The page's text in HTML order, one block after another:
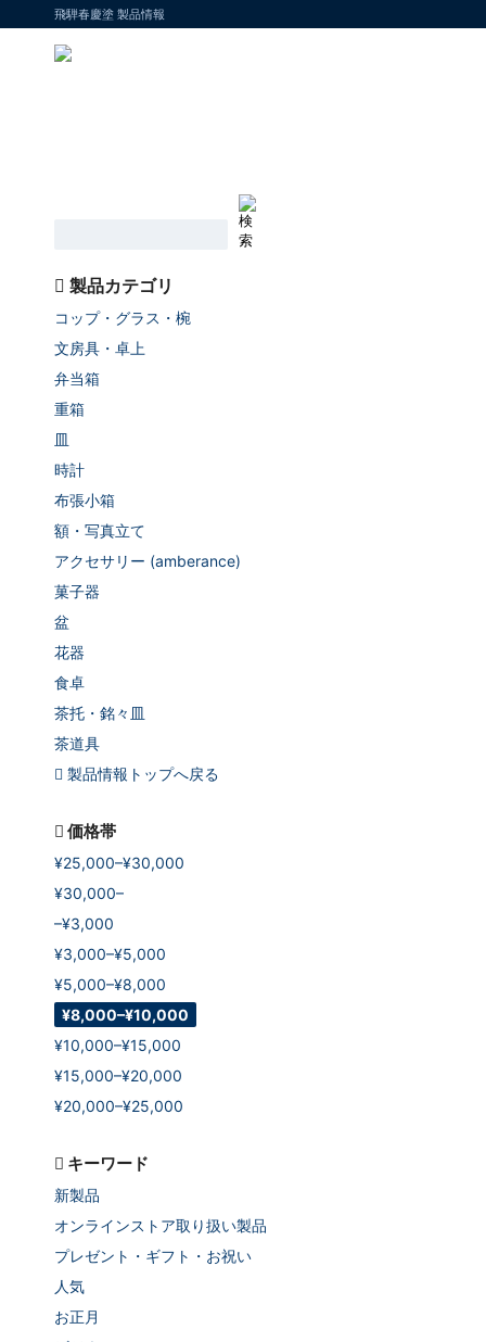
飛騨春慶塗 製品情報
製品カテゴリ
コップ・グラス・椀
文房具・卓上
弁当箱
重箱
皿
時計
布張小箱
額・写真立て
アクセサリー (amberance)
菓子器
盆
花器
食卓
茶托・銘々皿
茶道具
製品情報トップへ戻る
価格帯
¥25,000–¥30,000
¥30,000–
–¥3,000
¥3,000–¥5,000
¥5,000–¥8,000
¥8,000–¥10,000
¥10,000–¥15,000
¥15,000–¥20,000
¥20,000–¥25,000
キーワード
新製品
オンラインストア取り扱い製品
プレゼント・ギフト・お祝い
人気
お正月